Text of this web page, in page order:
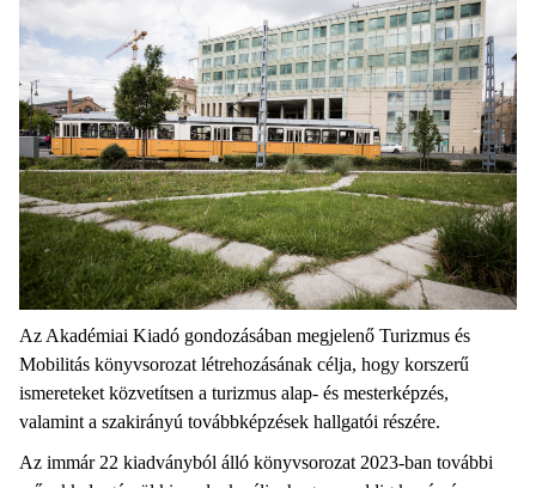
Az Akadémiai Kiadó gondozásában megjelenő Turizmus és
Mobilitás könyvsorozat létrehozásának célja, hogy korszerű
ismereteket közvetítsen a turizmus alap- és mesterképzés,
valamint a szakirányú továbbképzések hallgatói részére.
Az immár 22 kiadványból álló könyvsorozat 2023-ban további